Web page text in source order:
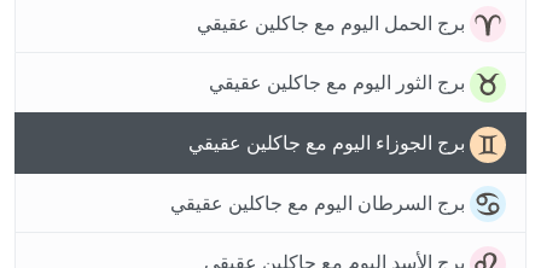
برج الحمل اليوم مع جاكلين عقيقي
برج الثور اليوم مع جاكلين عقيقي
برج الجوزاء اليوم مع جاكلين عقيقي
برج السرطان اليوم مع جاكلين عقيقي
برج الأسد اليوم مع جاكلين عقيقي